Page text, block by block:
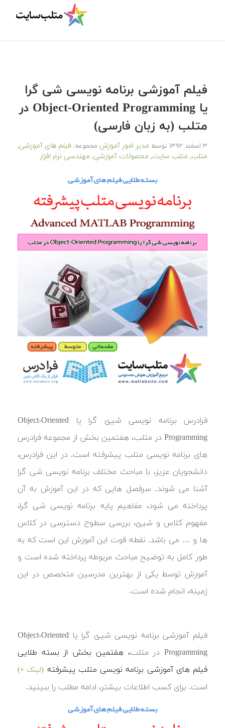
فیلم آموزشی برنامه نویسی شی گرا
یا Object-Oriented Programming در
متلب (به زبان فارسی)
۳ اسفند ۱۳۹۲ توسط مدیر امور آموزش مجموعه: فیلم های آموزشی,
متلب, متلب سایت, محصولات آموزشی, مهندسی نرم افزار
فرادرس برنامه نویسی شیئ گرا یا Object-Oriented
Programming در متلب، هفتمین بخش از مجموعه فرادرس
های برنامه نویسی متلب پیشرفته است. در این فرادرس،
دانشجویان عزیز، با مباحث مختلف برنامه نویسی شی گرا
آشنا می شوند. سرفصل هایی که در این آموزش به آن
پرداخته می شود، مفاهیم پایه برنامه نویسی شی گرا،
مفهوم کلاس و شیئ، بررسی سطوح دسترسی در کلاس
ها و … می باشد. نقطه قوت این آموزش این است که به
طور کامل به توضیح مباحث مربوطه پرداخته شده است و
آموزش توسط یکی از بهترین مدرسین متخصص در این
زمینه، انجام شده است.
فیلم آموزشی برنامه نویسی شیئ گرا یا Object-Oriented
Programming در متلب
، هفتمین بخش از بسته طلایی
فیلم های آموزشی برنامه نویسی متلب پیشرفته (لینک +)
است. برای کسب اطلاعات بیشتر، ادامه مطلب را ببینید.